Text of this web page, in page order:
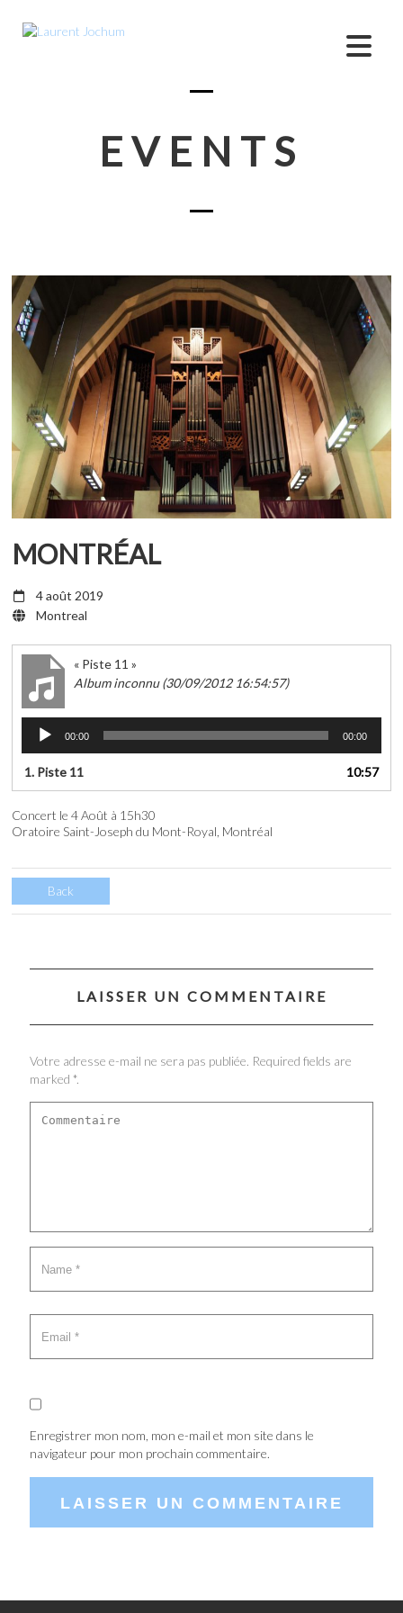
EVENTS
MONTRÉAL
4 août 2019
Montreal
« Piste 11 »
Album inconnu (30/09/2012 16:54:57)
Lecteur
audio
00:00 00:00
1. Piste 11 10:57
Concert le 4 Août à 15h30
Oratoire Saint-Joseph du Mont-Royal, Montréal
Back
LAISSER UN COMMENTAIRE
Votre adresse e-mail ne sera pas publiée. Required fields are
marked *.
Enregistrer mon nom, mon e-mail et mon site dans le
navigateur pour mon prochain commentaire.